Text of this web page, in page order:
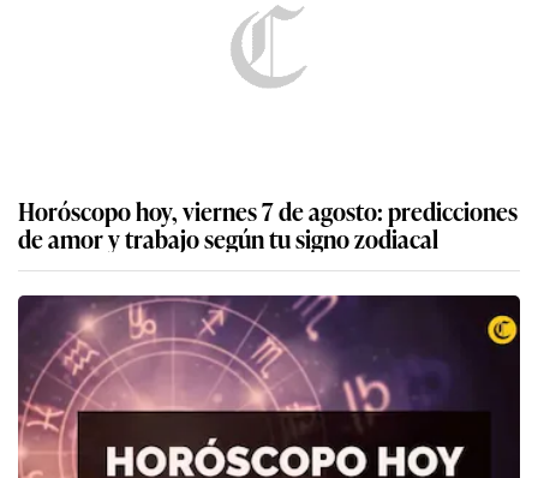
Horóscopo hoy, viernes 7 de agosto: predicciones
de amor y trabajo según tu signo zodiacal